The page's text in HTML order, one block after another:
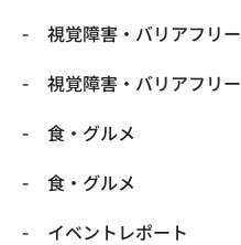
​視覚障害・バリアフリー
​視覚障害・バリアフリー
​食・グルメ
​食・グルメ
イベントレポート